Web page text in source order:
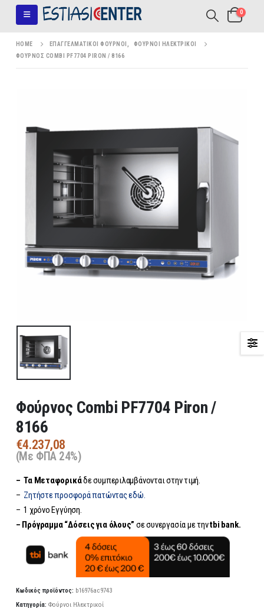
0
HOME ΕΠΑΓΓΕΛΜΑΤΙΚΟΊ ΦΟΎΡΝΟΙ
ΦΟΎΡΝΟΙ ΗΛΕΚΤΡΙΚΟΊ
ΦΟΎΡΝΟΣ COMBI PF7704 PIRON / 8166
Φούρνος Combi PF7704 Piron /
8166
€4.237,08
(Με ΦΠΑ 24%)
– Τα Μεταφορικάδε συμπεριλαμβάνονται στην τιμή.
– Ζητήστε προσφορά πατώντας εδώ.
– 1 χρόνο Εγγύηση.
– Πρόγραμμα “Δόσεις για όλους” σε συνεργασία με τηνtbi bank.
Κωδικός προϊόντος: b16976ac9743
Κατηγορία: Φούρνοι Ηλεκτρικοί